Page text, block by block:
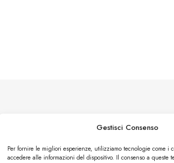
Gestisci Consenso
Per fornire le migliori esperienze, utilizziamo tecnologie come i
accedere alle informazioni del dispositivo. Il consenso a queste
Social
Facebook